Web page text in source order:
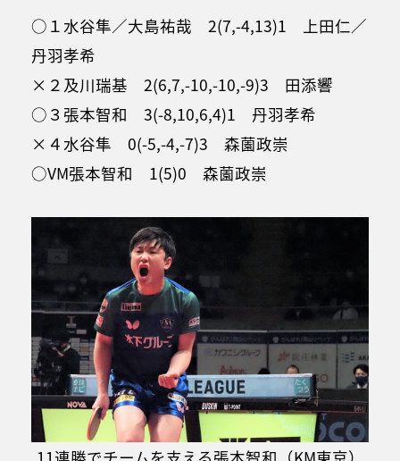
○１水谷隼／大島祐哉 2(7,-4,13)1 上田仁／
丹羽孝希
×２及川瑞基 2(6,7,-10,-10,-9)3 田添響
○３張本智和 3(-8,10,6,4)1 丹羽孝希
×４水谷隼 0(-5,-4,-7)3 森薗政崇
○VM張本智和 1(5)0 森薗政崇